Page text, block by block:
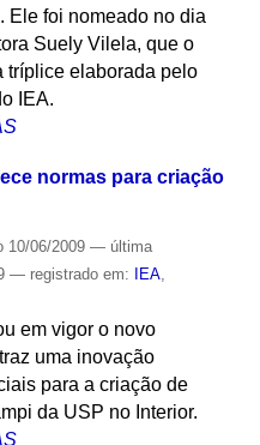
Ele foi nomeado no dia
Suely Vilela, que o
tríplice elaborada pelo
IEA.
normas para criação
10/06/2009 — última
— registrado em: IEA,
em vigor o novo
uma inovação
para a criação de
da USP no Interior.